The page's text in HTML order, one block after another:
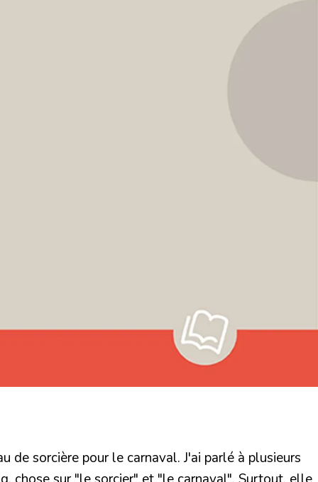
sorcière pour le carnaval. J'ai parlé à plusieurs